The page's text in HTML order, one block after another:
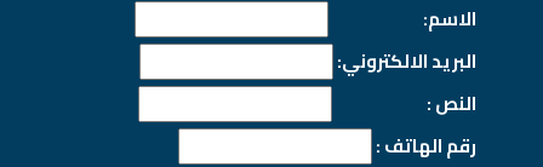
الاسم:
البريد الالكتروني:
النص :
رقم الهاتف :